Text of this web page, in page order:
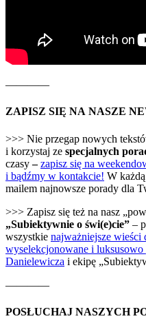
————
ZAPISZ SIĘ NA NASZE
>>> Nie przegap nowych
i korzystaj ze specjalnych
czasy– zapisz się na
i bądźmy w kontakcie! W
mailem najnowsze porady dla
>>> Zapisz się też na nasz
„Subiektywnie o świ(e)cie” –
wszystkie najważniejsze wieści
wyselekcjonowane i luksusowo
Danielewicza i ekipę
————
POSŁUCHAJ NASZYCH